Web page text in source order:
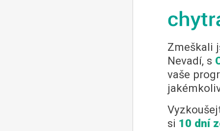
Zmeškali
Nevadí, s
vaše
si 10 dní